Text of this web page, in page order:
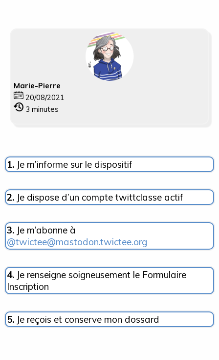
Marie-Pierre
20/08/2021
3 minutes
1. Je m’informe sur le dispositif
2. Je dispose d’un compte twittclasse actif
3. Je m’abonne à
@twictee@mastodon.twictee.org
4. Je renseigne soigneusement le Formulaire
Inscription
5. Je reçois et conserve mon dossard